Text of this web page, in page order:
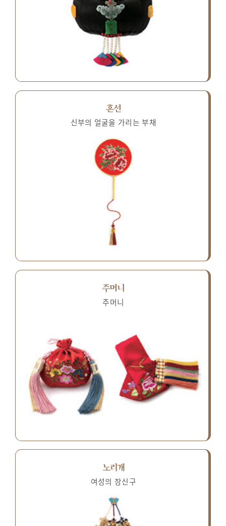
혼선
신부의 얼굴을 가리는 부채
주머니
주머니
노리개
여성의 장신구